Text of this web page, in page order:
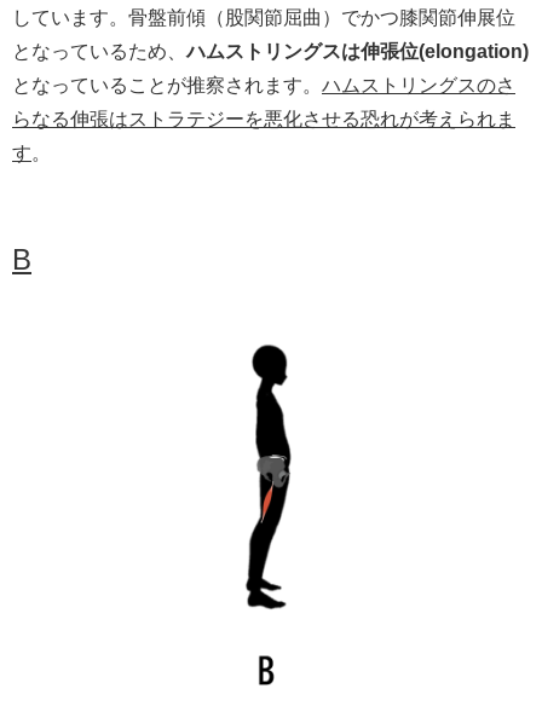
しています。骨盤前傾（股関節屈曲）でかつ膝関節伸展位
となっているため、 ハムストリングスは伸張位(elongation)
となっていることが推察されます。 ハムストリングスのさ
らなる伸張はストラテジーを悪化させる恐れが考えられま
す
B